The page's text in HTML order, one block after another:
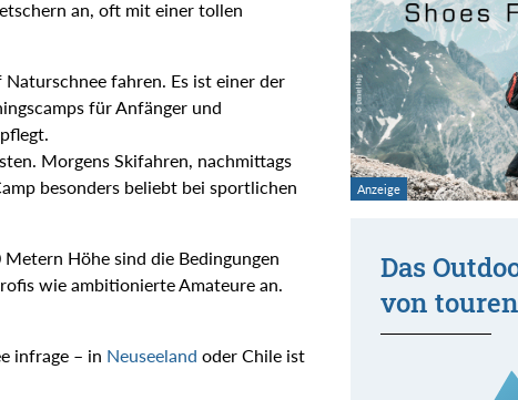
an, oft mit einer tollen
fahren. Es ist einer der
für Anfänger und
Morgens Skifahren, nachmittags
besonders beliebt bei sportlichen
Höhe sind die Bedingungen
wie ambitionierte Amateure an.
infrage – in Neuseeland oder Chile ist
Das
von